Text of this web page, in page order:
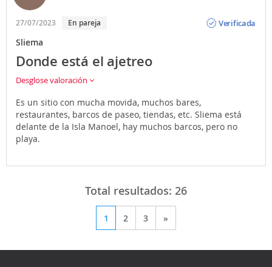
27/07/2023 En pareja
Verificada
Sliema
Donde está el ajetreo
Desglose valoración
Es un sitio con mucha movida, muchos bares,
restaurantes, barcos de paseo, tiendas, etc. Sliema está
delante de la Isla Manoel, hay muchos barcos, pero no
playa.
Total resultados: 26
1 2 3 »